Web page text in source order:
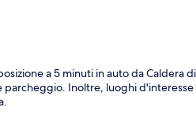
a 5 minuti in auto da Caldera
Inoltre, luoghi d'interesse